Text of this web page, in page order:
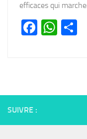
efficaces qui
SUIVRE :